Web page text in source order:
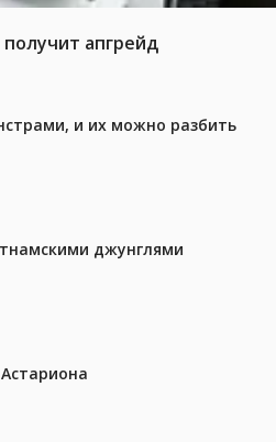
апгрейд
и их можно разбить
джунглями